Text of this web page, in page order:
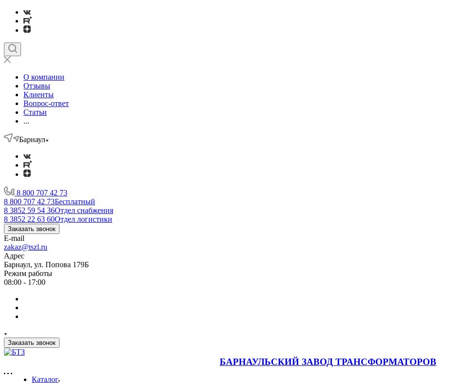
О компании
Отзывы
Клиенты
Вопрос-ответ
Статьи
...
Барнаул
8 800 707 42 73
8 800 707 42 73Бесплатный
8 3852 59 54 36Отдел снабжения
8 3852 22 63 60Отдел логистики
Заказать звонок
E-mail
zakaz@tszl.ru
Адрес
Барнаул, ул. Попова 179Б
Режим работы
08:00 - 17:00
Заказать звонок
БАРНАУЛЬСКИЙ ЗАВОД ТРАНСФОРМАТОРОВ
Каталог